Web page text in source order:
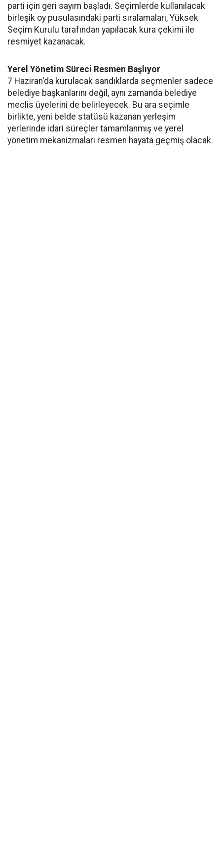
parti için geri sayım başladı. Seçimlerde kullanılacak
birleşik oy pusulasındaki parti sıralamaları, Yüksek
Seçim Kurulu tarafından yapılacak kura çekimi ile
resmiyet kazanacak.
Yerel Yönetim Süreci Resmen Başlıyor
7 Haziran'da kurulacak sandıklarda seçmenler sadece
belediye başkanlarını değil, aynı zamanda belediye
meclis üyelerini de belirleyecek. Bu ara seçimle
birlikte, yeni belde statüsü kazanan yerleşim
yerlerinde idari süreçler tamamlanmış ve yerel
yönetim mekanizmaları resmen hayata geçmiş olacak.